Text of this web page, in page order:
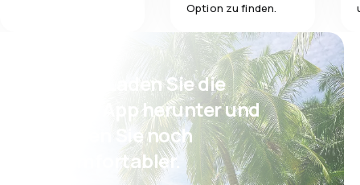
Option zu finden.
Psst! Laden Sie die
eSky App herunter und
reisen Sie noch
komfortabler.